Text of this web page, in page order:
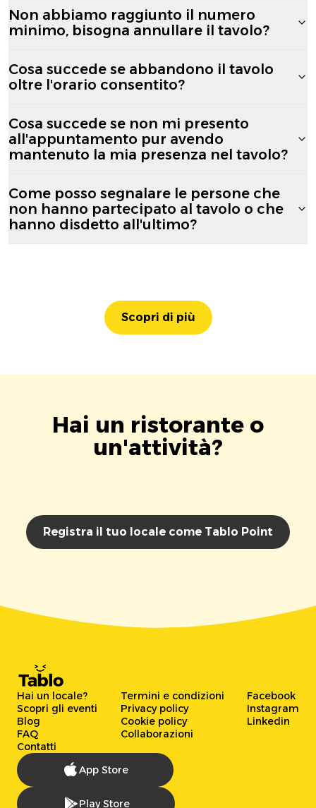
Non abbiamo raggiunto il numero
minimo, bisogna annullare il tavolo?
Cosa succede se abbandono il tavolo
oltre l'orario consentito?
Cosa succede se non mi presento
all'appuntamento pur avendo
mantenuto la mia presenza nel tavolo?
Come posso segnalare le persone che
non hanno partecipato al tavolo o che
hanno disdetto all'ultimo?
Scopri di più
Hai un ristorante o
un'attività?
Registra il tuo locale come Tablo Point
Hai un locale?
Scopri gli eventi
Blog
FAQ
Contatti
Termini e condizioni
Privacy policy
Cookie policy
Collaborazioni
Facebook
Instagram
Linkedin
App Store
Play Store